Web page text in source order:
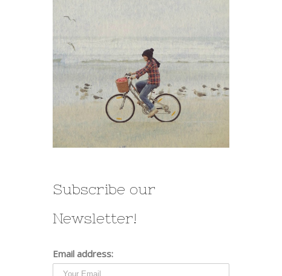
Subscribe our
Newsletter!
Email address: